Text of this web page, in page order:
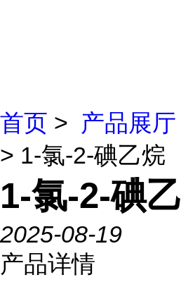
首页 > 产品展厅
> 1-氯-2-碘乙烷
1-氯-2-碘
2025-08-19
产品详情